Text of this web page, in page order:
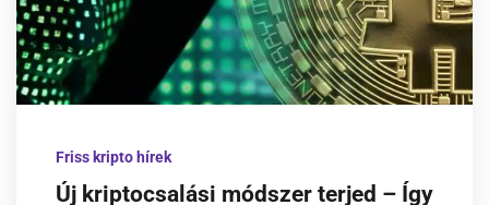
Friss kripto hírek
Új kriptocsalási módszer terjed – Így